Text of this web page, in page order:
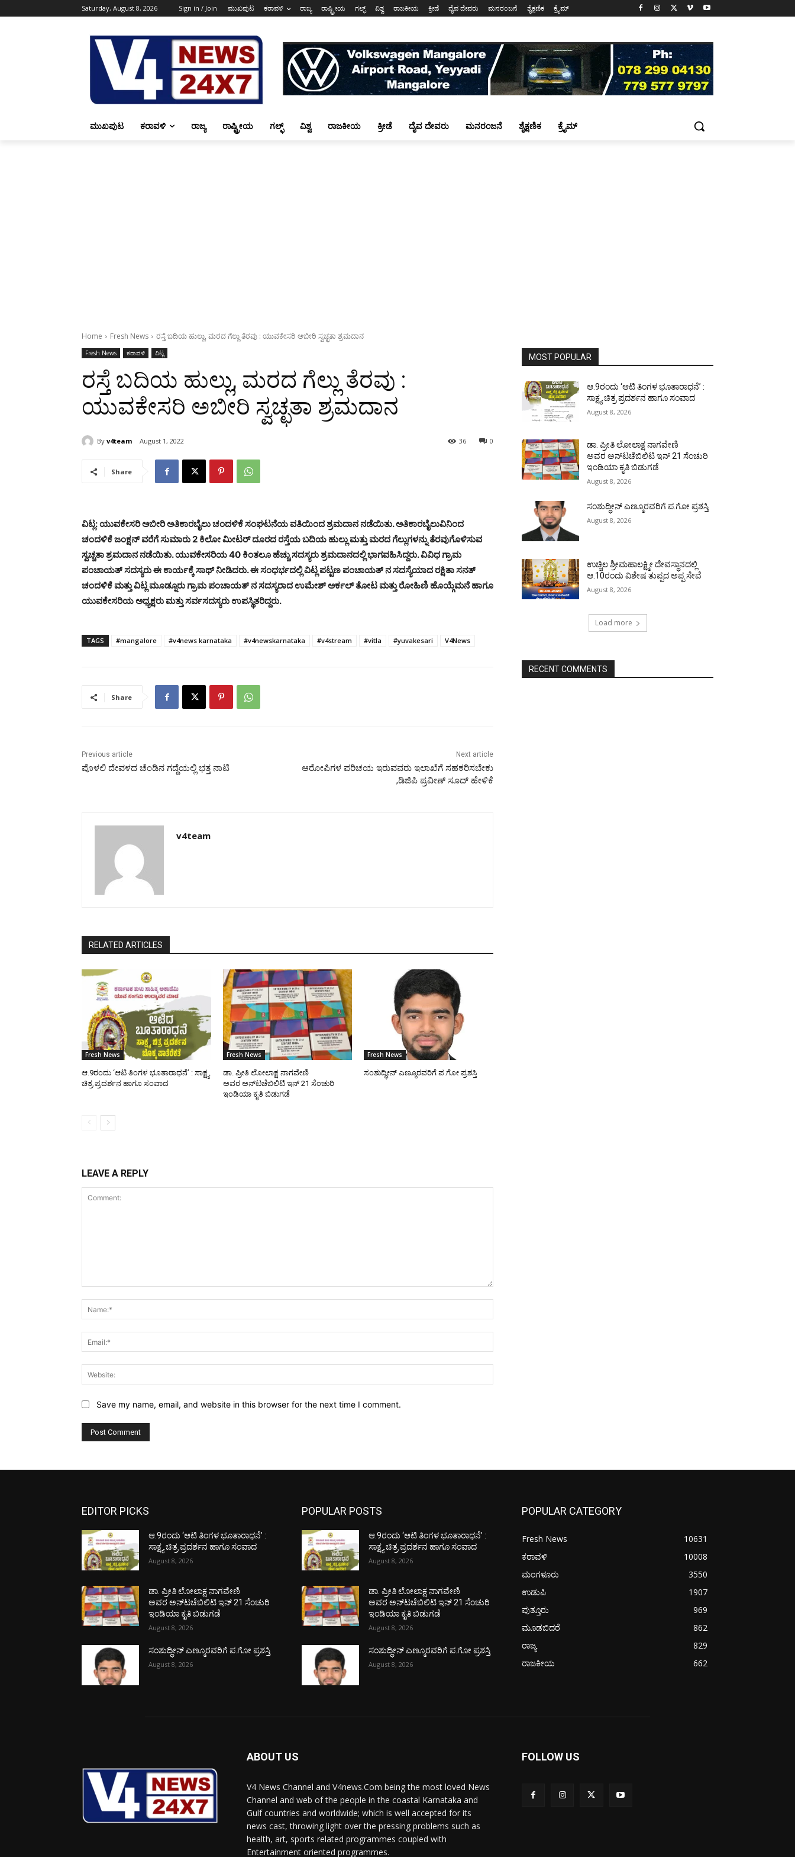
Saturday, August 8, 2026 Sign in / Join ಮುಖಪುಟ ಕರಾವಳಿ ರಾಜ್ಯ ರಾಷ್ಟ್ರೀಯ ಗಲ್ಫ್ ವಿಶ್ವ ರಾಜಕೀಯ ಕ್ರೀಡೆ ದೈವ ದೇವರು ಮನರಂಜನೆ ಶೈಕ್ಷಣಿಕ ಕ್ರೈಮ್
ಮುಖಪುಟ ಕರಾವಳಿ ರಾಜ್ಯ ರಾಷ್ಟ್ರೀಯ ಗಲ್ಫ್ ವಿಶ್ವ ರಾಜಕೀಯ ಕ್ರೀಡೆ ದೈವ ದೇವರು ಮನರಂಜನೆ ಶೈಕ್ಷಣಿಕ ಕ್ರೈಮ್
Home Fresh News ರಸ್ತೆ ಬದಿಯ ಹುಲ್ಲು, ಮರದ ಗೆಲ್ಲು ತೆರವು : ಯುವಕೇಸರಿ ಅಬೀರಿ ಸ್ವಚ್ಛತಾ ಶ್ರಮದಾನ
Fresh News ಕರಾವಳಿ ವಿಟ್ಲ
ರಸ್ತೆ ಬದಿಯ ಹುಲ್ಲು, ಮರದ ಗೆಲ್ಲು ತೆರವು :
ಯುವಕೇಸರಿ ಅಬೀರಿ ಸ್ವಚ್ಛತಾ ಶ್ರಮದಾನ
By v4team August 1, 2022 0
36
Share
ವಿಟ್ಲ: ಯುವಕೇಸರಿ ಅಬೀರಿ ಅತಿಕಾರಬೈಲು ಚಂದಳಿಕೆ ಸಂಘಟನೆಯ ವತಿಯಿಂದ ಶ್ರಮದಾನ ನಡೆಯಿತು. ಅತಿಕಾರಬೈಲುವಿನಿಂದ
ಚಂದಳಿಕೆ ಜಂಕ್ಷನ್ ವರೆಗೆ ಸುಮಾರು 2 ಕಿಲೋ ಮೀಟರ್ ದೂರದ ರಸ್ತೆಯ ಬದಿಯ ಹುಲ್ಲು ಮತ್ತು ಮರದ ಗೆಲ್ಲುಗಳನ್ನು ತೆರವುಗೊಳಿಸುವ
ಸ್ವಚ್ಚತಾ ಶ್ರಮದಾನ ನಡೆಯಿತು. ಯುವಕೇಸರಿಯ 40 ಕಿಂತಲೂ ಹೆಚ್ಚು ಸದಸ್ಯರು ಶ್ರಮದಾನದಲ್ಲಿ ಭಾಗವಹಿಸಿದ್ದರು. ವಿವಿಧ ಗ್ರಾಮ
ಪಂಚಾಯತ್ ಸದಸ್ಯರು ಈ ಕಾರ್ಯಕ್ಕೆ ಸಾಥ್ ನೀಡಿದರು. ಈ ಸಂಧರ್ಭದಲ್ಲಿ ವಿಟ್ಲ ಪಟ್ಟಣ ಪಂಚಾಯತ್ ನ ಸದಸ್ಯೆಯಾದ ರಕ್ಷಿತಾ ಸನತ್
ಚಂದಳಿಕೆ ಮತ್ತು ವಿಟ್ಲ ಮೂಡ್ನೂರು ಗ್ರಾಮ ಪಂಚಾಯತ್ ನ ಸದಸ್ಯರಾದ ಉಮೇಶ್ ಅರ್ಕಲ್ ತೋಟ ಮತ್ತು ರೋಹಿಣಿ ಹೊಯ್ಗೆಮನೆ ಹಾಗೂ
ಯುವಕೇಸರಿಯ ಅಧ್ಯಕ್ಷರು ಮತ್ತು ಸರ್ವಸದಸ್ಯರು ಉಪಸ್ಥಿತರಿದ್ದರು.
TAGS #mangalore #v4news karnataka #v4newskarnataka #v4stream #vitla #yuvakesari V4News
Share
Previous article
ಪೊಳಲಿ ದೇವಳದ ಚೆಂಡಿನ ಗದ್ದೆಯಲ್ಲಿ ಭತ್ತ ನಾಟಿ
Next article
ಆರೋಪಿಗಳ ಪರಿಚಯ ಇರುವವರು ಇಲಾಖೆಗೆ ಸಹಕರಿಸಬೇಕು
,ಡಿಜಿಪಿ ಪ್ರವೀಣ್ ಸೂದ್ ಹೇಳಿಕೆ
v4team
RELATED ARTICLES
Fresh News
ಆ.9ರಂದು ‘ಆಟಿ ತಿಂಗಳ ಭೂತಾರಾಧನೆ’ : ಸಾಕ್ಷ್ಯ
ಚಿತ್ರ ಪ್ರದರ್ಶನ ಹಾಗೂ ಸಂವಾದ
Fresh News
ಡಾ. ಪ್ರೀತಿ ಲೋಲಾಕ್ಷ ನಾಗವೇಣಿ
ಅವರ ಅನ್‌ಟಚೆಬಿಲಿಟಿ ಇನ್ 21 ಸೆಂಚುರಿ
ಇಂಡಿಯಾ ಕೃತಿ ಬಿಡುಗಡೆ
Fresh News
ಸಂಶುದ್ಧೀನ್ ಎಣ್ಮೂರವರಿಗೆ ಪ.ಗೋ ಪ್ರಶಸ್ತಿ
LEAVE A REPLY
Save my name, email, and website in this browser for the next time I comment.
MOST POPULAR
ಆ.9ರಂದು ‘ಆಟಿ ತಿಂಗಳ ಭೂತಾರಾಧನೆ’ :
ಸಾಕ್ಷ್ಯ ಚಿತ್ರ ಪ್ರದರ್ಶನ ಹಾಗೂ ಸಂವಾದ
August 8, 2026
ಡಾ. ಪ್ರೀತಿ ಲೋಲಾಕ್ಷ ನಾಗವೇಣಿ
ಅವರ ಅನ್‌ಟಚೆಬಿಲಿಟಿ ಇನ್ 21 ಸೆಂಚುರಿ
ಇಂಡಿಯಾ ಕೃತಿ ಬಿಡುಗಡೆ
August 8, 2026
ಸಂಶುದ್ಧೀನ್ ಎಣ್ಮೂರವರಿಗೆ ಪ.ಗೋ ಪ್ರಶಸ್ತಿ
August 8, 2026
ಉಚ್ಚಿಲ ಶ್ರೀಮಹಾಲಕ್ಷ್ಮೀ ದೇವಸ್ಥಾನದಲ್ಲಿ
ಆ.10ರಂದು ವಿಶೇಷ ತುಪ್ಪದ ಅಪ್ಪ ಸೇವೆ
August 8, 2026
Load more
RECENT COMMENTS
EDITOR PICKS
ಆ.9ರಂದು ‘ಆಟಿ ತಿಂಗಳ ಭೂತಾರಾಧನೆ’ :
ಸಾಕ್ಷ್ಯ ಚಿತ್ರ ಪ್ರದರ್ಶನ ಹಾಗೂ ಸಂವಾದ
August 8, 2026
ಡಾ. ಪ್ರೀತಿ ಲೋಲಾಕ್ಷ ನಾಗವೇಣಿ
ಅವರ ಅನ್‌ಟಚೆಬಿಲಿಟಿ ಇನ್ 21 ಸೆಂಚುರಿ
ಇಂಡಿಯಾ ಕೃತಿ ಬಿಡುಗಡೆ
August 8, 2026
ಸಂಶುದ್ಧೀನ್ ಎಣ್ಮೂರವರಿಗೆ ಪ.ಗೋ ಪ್ರಶಸ್ತಿ
August 8, 2026
POPULAR POSTS
ಆ.9ರಂದು ‘ಆಟಿ ತಿಂಗಳ ಭೂತಾರಾಧನೆ’ :
ಸಾಕ್ಷ್ಯ ಚಿತ್ರ ಪ್ರದರ್ಶನ ಹಾಗೂ ಸಂವಾದ
August 8, 2026
ಡಾ. ಪ್ರೀತಿ ಲೋಲಾಕ್ಷ ನಾಗವೇಣಿ
ಅವರ ಅನ್‌ಟಚೆಬಿಲಿಟಿ ಇನ್ 21 ಸೆಂಚುರಿ
ಇಂಡಿಯಾ ಕೃತಿ ಬಿಡುಗಡೆ
August 8, 2026
ಸಂಶುದ್ಧೀನ್ ಎಣ್ಮೂರವರಿಗೆ ಪ.ಗೋ ಪ್ರಶಸ್ತಿ
August 8, 2026
POPULAR CATEGORY
Fresh News
10631
ಕರಾವಳಿ
10008
ಮಂಗಳೂರು
3550
ಉಡುಪಿ
1907
ಪುತ್ತೂರು
969
ಮೂಡಬಿದರೆ
862
ರಾಜ್ಯ
829
ರಾಜಕೀಯ
662
ABOUT US
V4 News Channel and V4news.Com being the most loved News
Channel and web of the people in the coastal Karnataka and
Gulf countries and worldwide; which is well accepted for its
news cast, throwing light over the pressing problems such as
health, art, sports related programmes coupled with
Entertainment oriented programmes.
FOLLOW US